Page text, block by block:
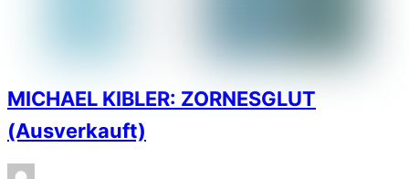
MICHAEL KIBLER: ZORNESGLUT
(Ausverkauft)